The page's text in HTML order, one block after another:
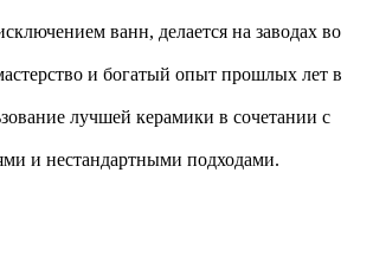
ванн, делается на заводах во
и богатый опыт прошлых лет в
лучшей керамики в сочетании с
и нестандартными подходами.